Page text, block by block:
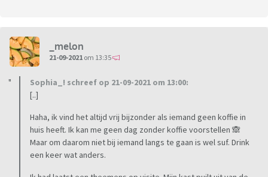
_melon
21-09-2021 om 13:35
Sophia_! schreef op 21-09-2021 om 13:00:
[..]
Haha, ik vind het altijd vrij bijzonder als iemand geen koffie in
huis heeft. Ik kan me geen dag zonder koffie voorstellen 🙈
Maar om daarom niet bij iemand langs te gaan is wel suf. Drink
een keer wat anders.